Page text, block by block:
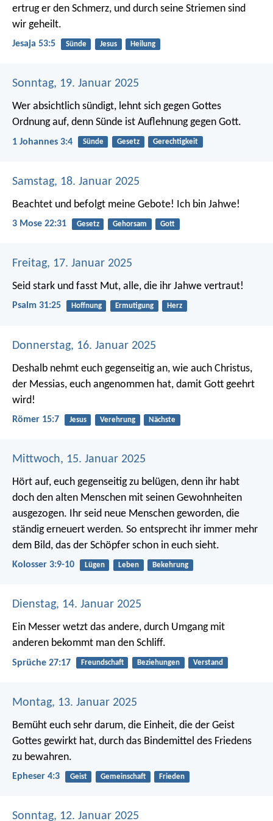
ertrug er den Schmerz, und durch seine Striemen sind
wir geheilt.
Jesaja 53:5 Sünde Jesus Heilung
Sonntag, 19. Januar 2025
Wer absichtlich sündigt, lehnt sich gegen Gottes
Ordnung auf, denn Sünde ist Auflehnung gegen Gott.
1 Johannes 3:4 Sünde Gesetz Gerechtigkeit
Samstag, 18. Januar 2025
Beachtet und befolgt meine Gebote! Ich bin Jahwe!
3 Mose 22:31 Gesetz Gehorsam Gott
Freitag, 17. Januar 2025
Seid stark und fasst Mut, alle, die ihr Jahwe vertraut!
Psalm 31:25 Hoffnung Ermutigung Herz
Donnerstag, 16. Januar 2025
Deshalb nehmt euch gegenseitig an, wie auch Christus,
der Messias, euch angenommen hat, damit Gott geehrt
wird!
Römer 15:7 Jesus Verehrung Nächste
Mittwoch, 15. Januar 2025
Hört auf, euch gegenseitig zu belügen, denn ihr habt
doch den alten Menschen mit seinen Gewohnheiten
ausgezogen. Ihr seid neue Menschen geworden, die
ständig erneuert werden. So entsprecht ihr immer mehr
dem Bild, das der Schöpfer schon in euch sieht.
Kolosser 3:9-10 Lügen Leben Bekehrung
Dienstag, 14. Januar 2025
Ein Messer wetzt das andere, durch Umgang mit
anderen bekommt man den Schliff.
Sprüche 27:17 Freundschaft Beziehungen Verstand
Montag, 13. Januar 2025
Bemüht euch sehr darum, die Einheit, die der Geist
Gottes gewirkt hat, durch das Bindemittel des Friedens
zu bewahren.
Epheser 4:3 Geist Gemeinschaft Frieden
Sonntag, 12. Januar 2025